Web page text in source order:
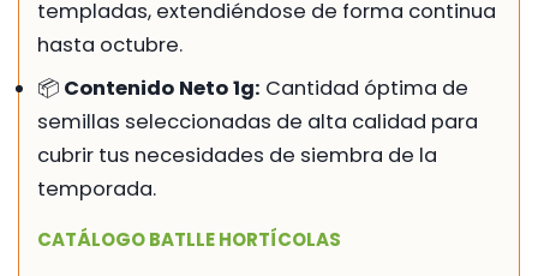
templadas, extendiéndose de forma continua
hasta octubre.
📦 Contenido Neto 1g: Cantidad óptima de
semillas seleccionadas de alta calidad para
cubrir tus necesidades de siembra de la
temporada.
CATÁLOGO BATLLE HORTÍCOLAS